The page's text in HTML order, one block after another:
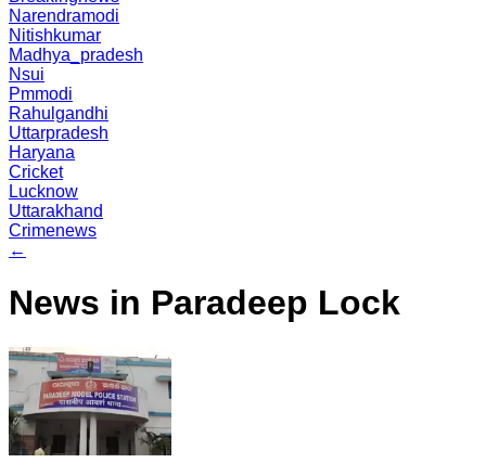
Narendramodi
Nitishkumar
Madhya_pradesh
Nsui
Pmmodi
Rahulgandhi
Uttarpradesh
Haryana
Cricket
Lucknow
Uttarakhand
Crimenews
←
News in Paradeep Lock